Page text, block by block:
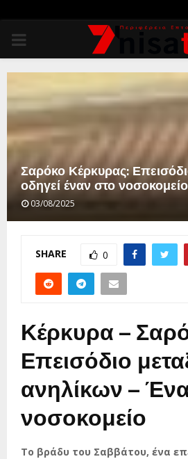
PRIMARY
MENU
Σαρόκο Κέρκυρας:
οδηγεί έναν στο νοσοκομείο
03/08/2025
SHARE 0
Κέρκυρα –
Επεισόδιο
ανηλίκων –
νοσοκομείο
Το βράδυ του Σαββάτου, ένα